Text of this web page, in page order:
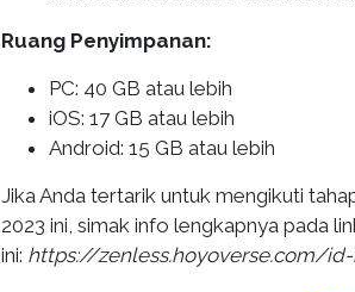
Ruang Penyimpanan:
PC: 40 GB atau lebih
iOS: 17 GB atau lebih
Android: 15 GB atau lebih
Jika Anda tertarik untuk mengikuti
2023 ini, simak info lengkapnya pada
ini: https://zenless.hoyoverse.com/